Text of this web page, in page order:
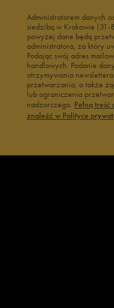
Administratorem danych
siedzibą w Krakowie
powyżej dane będą
administratora, za który
Podając swój adres
handlowych. Podanie
otrzymywania
przetwarzania, a także
lub ograniczenia
nadzorczego. Pełną
znaleźć w Polityce